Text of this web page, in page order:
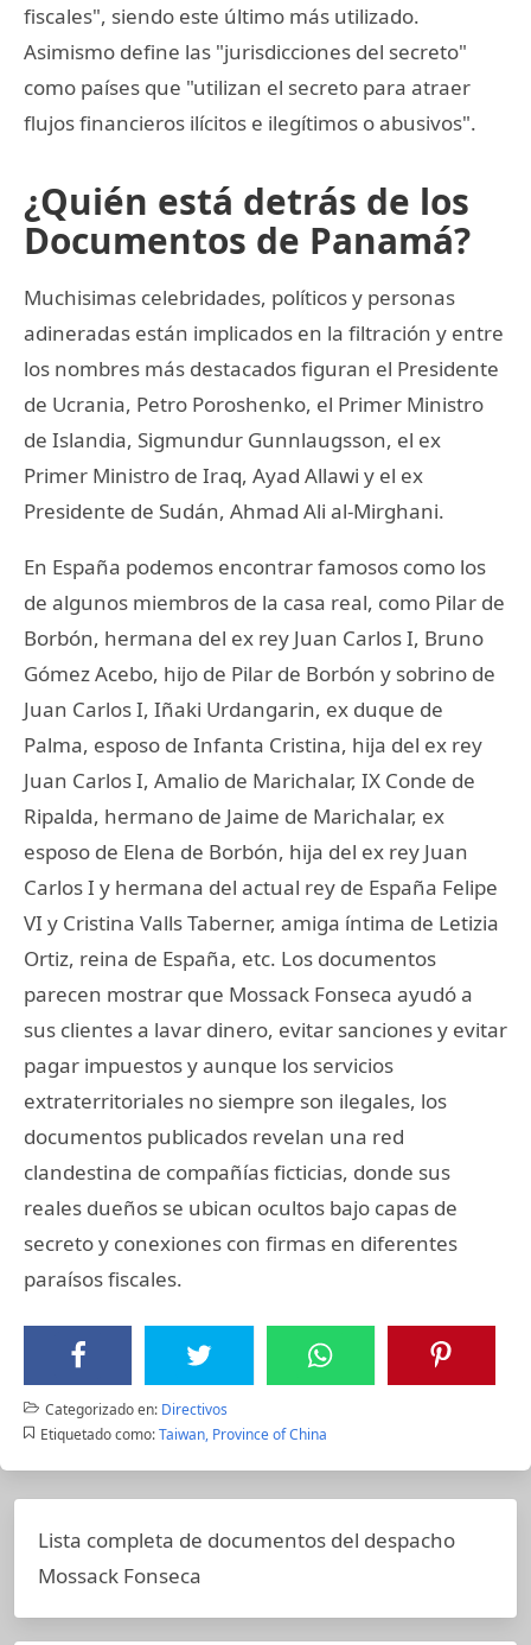
fiscales", siendo este último más utilizado.
Asimismo define las "jurisdicciones del secreto"
como países que "utilizan el secreto para atraer
flujos financieros ilícitos e ilegítimos o abusivos".
¿Quién está detrás de los
Documentos de Panamá?
Muchisimas celebridades, políticos y personas
adineradas están implicados en la filtración y entre
los nombres más destacados figuran el Presidente
de Ucrania, Petro Poroshenko, el Primer Ministro
de Islandia, Sigmundur Gunnlaugsson, el ex
Primer Ministro de Iraq, Ayad Allawi y el ex
Presidente de Sudán, Ahmad Ali al-Mirghani.
En España podemos encontrar famosos como los
de algunos miembros de la casa real, como Pilar de
Borbón, hermana del ex rey Juan Carlos I, Bruno
Gómez Acebo, hijo de Pilar de Borbón y sobrino de
Juan Carlos I, Iñaki Urdangarin, ex duque de
Palma, esposo de Infanta Cristina, hija del ex rey
Juan Carlos I, Amalio de Marichalar, IX Conde de
Ripalda, hermano de Jaime de Marichalar, ex
esposo de Elena de Borbón, hija del ex rey Juan
Carlos I y hermana del actual rey de España Felipe
VI y Cristina Valls Taberner, amiga íntima de Letizia
Ortiz, reina de España, etc. Los documentos
parecen mostrar que Mossack Fonseca ayudó a
sus clientes a lavar dinero, evitar sanciones y evitar
pagar impuestos y aunque los servicios
extraterritoriales no siempre son ilegales, los
documentos publicados revelan una red
clandestina de compañías ficticias, donde sus
reales dueños se ubican ocultos bajo capas de
secreto y conexiones con firmas en diferentes
paraísos fiscales.
Categorizado en: Directivos
Etiquetado como: Taiwan, Province of China
Lista completa de documentos del despacho
Mossack Fonseca